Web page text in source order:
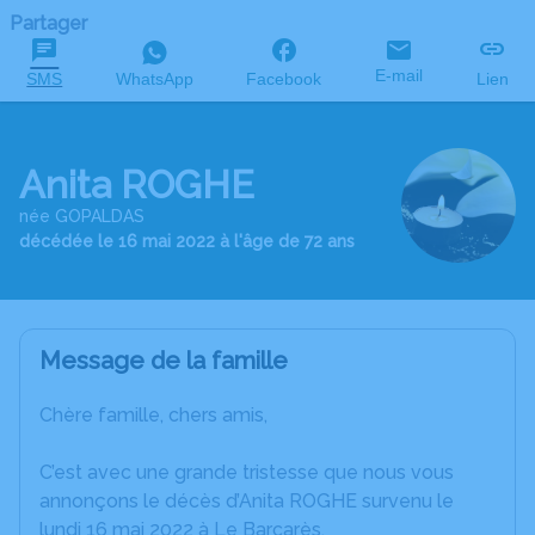
Partager
SMS WhatsApp Facebook E-mail Lien
Anita ROGHE
née GOPALDAS
décédée le 16 mai 2022 à l'âge de 72 ans
Message de la famille
Chère famille, chers amis,
C’est avec une grande tristesse que nous vous
annonçons le décès d’Anita ROGHE survenu le
lundi 16 mai 2022 à Le Barcarès.